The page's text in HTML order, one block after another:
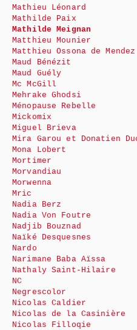
Mathieu Léonard
Mathilde Paix
Mathilde Meignan
Matthieu Mounier
Matthieu Ossona de Mendez
Maud Bénézit
Maud Guély
Mc McGill
Mehrake Ghodsi
Ménopause Rebelle
Mickomix
Miguel Brieva
Mira Garou et Donatien
Mona Lobert
Mortimer
Morvandiau
Morwenna
Mric
Nadia Berz
Nadia Von Foutre
Nadjib Bouznad
Naïké Desquesnes
Nardo
Narimane Baba Aïssa
Nathaly Saint-Hilaire
NC
Negrescolor
Nicolas Caldier
Nicolas de la Casinière
Nicolas Filloqie